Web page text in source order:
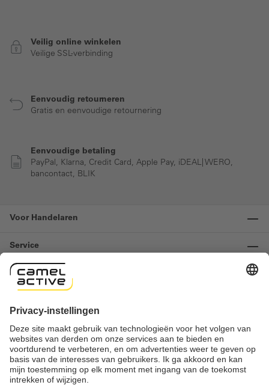
Veilig online winkelen
Veilige SSL-verbinding
Eenvoudig retourneren
Gratis en eenvoudige retournering
Eenvoudige betaling
PayPal, Klarna, Credit Card, Apple Pay, iDEAL| WERO,
bancontact, BLIK
Voor Handelaren
Service
Informatie
Important links
Herroeping